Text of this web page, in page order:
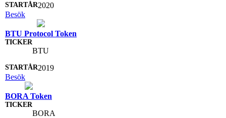
2020
Besök
BTU Protocol Token
BTU
2019
Besök
BORA Token
BORA